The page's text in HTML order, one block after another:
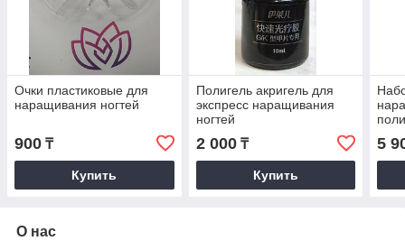
Очки пластиковые для
наращивания ногтей
900 ₸
Купить
Полигель акригель для
экспресс наращивания
ногтей
2 000₸
Купить
5
О нас